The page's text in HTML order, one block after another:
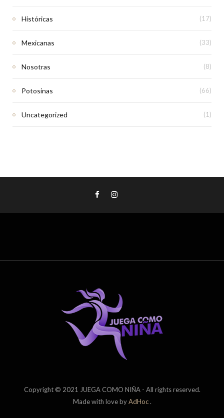
Históricas (17)
Mexicanas (33)
Nosotras (8)
Potosinas (66)
Uncategorized (1)
Copyright © 2021 JUEGA COMO NIÑA - All rights reserved.
Made with love byAdHoc.